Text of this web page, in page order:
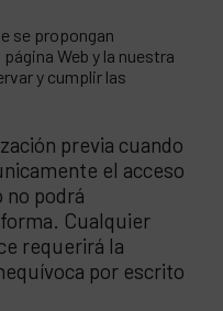
se propongan
Web y la nuestra
y cumplir las
previa cuando
el acceso
no podrá
Cualquier
requerirá la
por escrito